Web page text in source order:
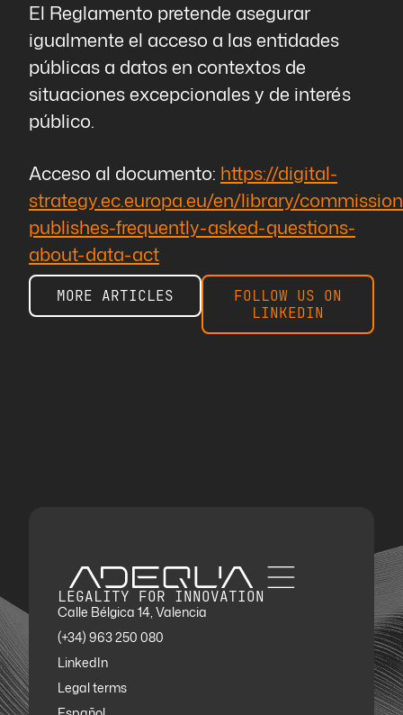
El Reglamento pretende asegurar
igualmente el acceso a las entidades
públicas a datos en contextos de
situaciones excepcionales y de interés
público.
Acceso al documento: https://digital-
strategy.ec.europa.eu/en/library/
publishes-frequently-asked-questions-
about-data-act
MORE ARTICLES
FOLLOW US ON
LINKEDIN
LEGALITY FOR INNOVATION
Calle Bélgica 14, Valencia
(+34) 963 250 080
LinkedIn
Legal terms